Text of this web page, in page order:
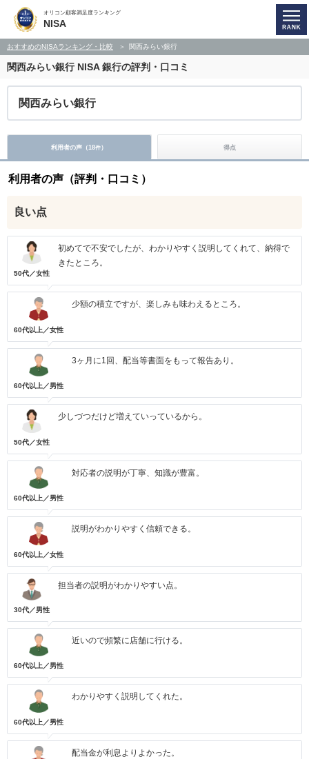
オリコン顧客満足度ランキング
NISA
おすすめのNISAランキング・比較 関西みらい銀行
関西みらい銀行NISA 銀行の評判・口コミ
関西みらい銀行
利用者の声（18件） 得点
利用者の声（評判・口コミ）
良い点
50代／女性
初めてで不安でしたが、わかりやすく説明してくれて、納得で
きたところ。
60代以上／女性
少額の積立ですが、楽しみも味わえるところ。
60代以上／男性
3ヶ月に1回、配当等書面をもって報告あり。
50代／女性
少しづつだけど増えていっているから。
60代以上／男性
対応者の説明が丁寧、知識が豊富。
60代以上／女性
説明がわかりやすく信頼できる。
30代／男性
担当者の説明がわかりやすい点。
60代以上／男性
近いので頻繁に店舗に行ける。
60代以上／男性
わかりやすく説明してくれた。
配当金が利息よりよかった。